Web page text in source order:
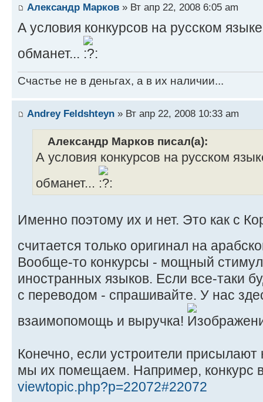
Александр Марков » Вт апр 22, 2008 6:05 am
А условия конкурсов на русском
обманет...
Счастье не в деньгах, а в их наличии...
Andrey Feldshteyn » Вт апр 22, 2008 10:33 am
Александр Марков писал(а):
А условия конкурсов на русском
обманет...
Именно поэтому их и нет. Это как с
считается только оригинал на
Вообще-то конкурсы - мощный
иностранных языков. Если все-таки
с переводом - спрашивайте. У нас
взаимопомощь и выручка!
Конечно, если устроители
мы их помещаем. Например, конкурс
viewtopic.php?p=22072#22072